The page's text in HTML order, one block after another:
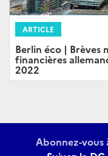
ARTICLE
Berlin éco | Brèves
financières
2022
Abonnez-